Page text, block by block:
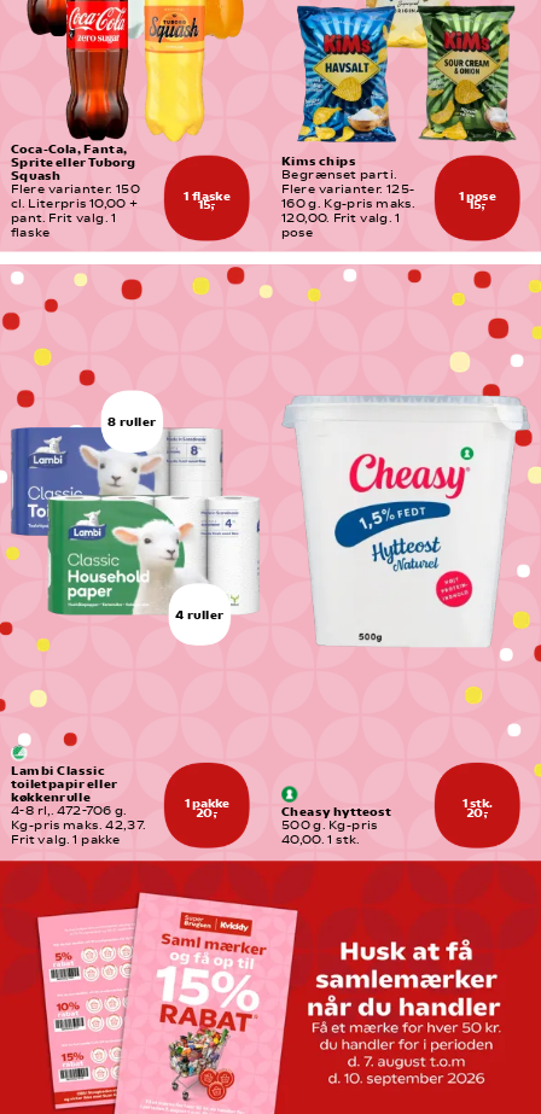
1 flaske
15,-
Coca-Cola, Fanta,
Sprite eller Tuborg
Squash
Flere varianter. 150
cl. Literpris 10,00 +
pant. Frit valg. 1
flaske
1 pose
15,-
Kims chips
Begrænset parti.
Flere varianter. 125-
160 g. Kg-pris maks.
120,00. Frit valg. 1
pose
1 pakke
20,-
Lambi Classic
toiletpapir eller
køkkenrulle
4-8 rl,. 472-706 g.
Kg-pris maks. 42,37.
Frit valg. 1 pakke
1 stk.
20,-
Cheasy hytteost
500 g. Kg-pris
40,00. 1 stk.
8 ruller
4 ruller